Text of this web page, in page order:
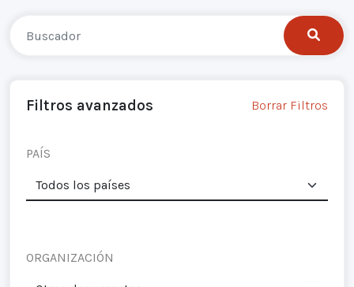
Filtros avanzados Borrar Filtros
PAÍS
ORGANIZACIÓN